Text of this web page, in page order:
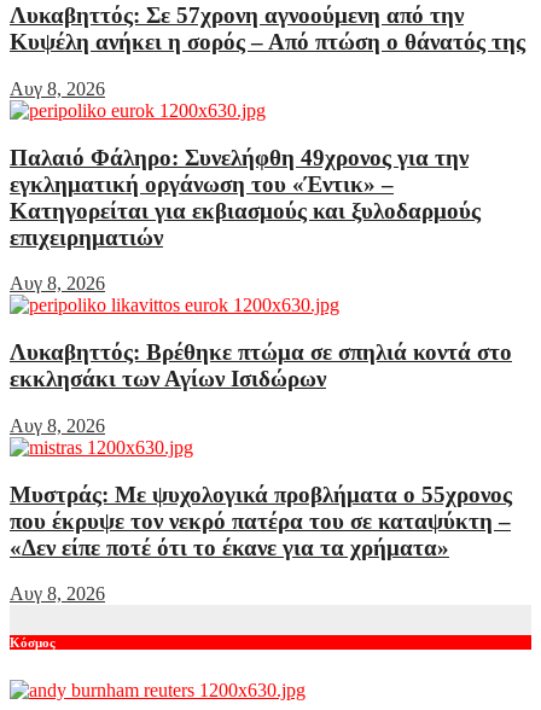
Λυκαβηττός: Σε 57χρονη αγνοούμενη από την
Κυψέλη ανήκει η σορός – Από πτώση ο θάνατός της
Αυγ 8, 2026
Παλαιό Φάληρο: Συνελήφθη 49χρονος για την
εγκληματική οργάνωση του «Έντικ» –
Κατηγορείται για εκβιασμούς και ξυλοδαρμούς
επιχειρηματιών
Αυγ 8, 2026
Λυκαβηττός: Βρέθηκε πτώμα σε σπηλιά κοντά στο
εκκλησάκι των Αγίων Ισιδώρων
Αυγ 8, 2026
Μυστράς: Με ψυχολογικά προβλήματα ο 55χρονος
που έκρυψε τον νεκρό πατέρα του σε καταψύκτη –
«Δεν είπε ποτέ ότι το έκανε για τα χρήματα»
Αυγ 8, 2026
Κόσμος